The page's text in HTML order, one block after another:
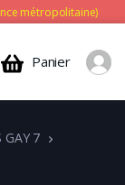
métropolitaine)
Panier
GAY 7